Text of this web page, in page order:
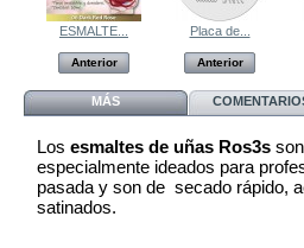
ESMALTE...
Anterior
Placa de...
Anterior
MÁS
Los esmaltes de uñas Ros3s
especialmente ideados para
pasada y son de secado rápido,
satinados.